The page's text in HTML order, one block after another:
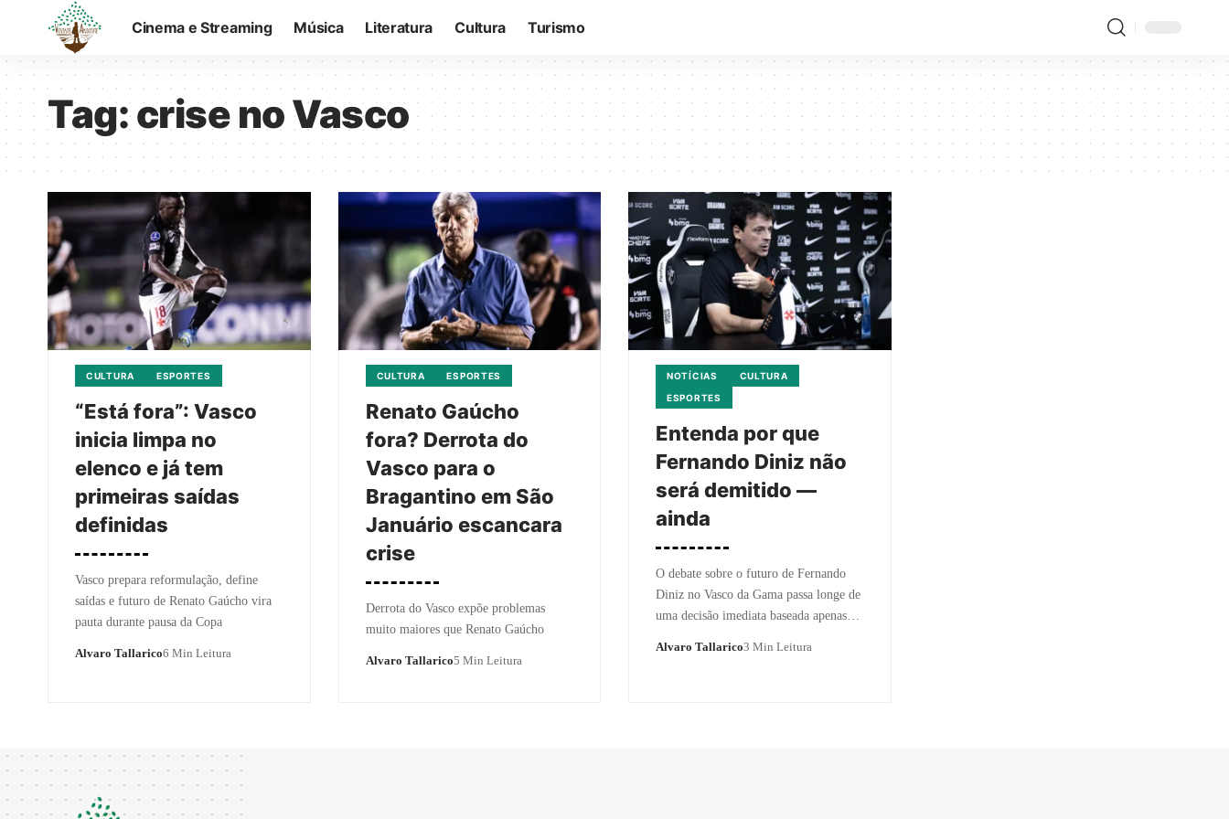
Cinema e Streaming Música Literatura Cultura Turismo
Tag:crise no Vasco
CULTURA ESPORTES
“Está fora”: Vasco
inicia limpa no
elenco e já tem
primeiras saídas
definidas
Vasco prepara reformulação, define
saídas e futuro de Renato Gaúcho vira
pauta durante pausa da Copa
Alvaro Tallarico6 Min Leitura
CULTURA ESPORTES
Renato Gaúcho
fora? Derrota do
Vasco para o
Bragantino em São
Januário escancara
crise
Derrota do Vasco expõe problemas
muito maiores que Renato Gaúcho
Alvaro Tallarico5 Min Leitura
NOTÍCIAS
CULTURA
ESPORTES
Entenda por que
Fernando Diniz não
será demitido —
ainda
O debate sobre o futuro de Fernando
Diniz no Vasco da Gama passa longe de
uma decisão imediata baseada apenas…
Alvaro Tallarico3 Min Leitura